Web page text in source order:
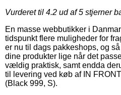
Vurderet til 4.2 ud af 5 stjerner
En masse webbutikker i
tidspunkt flere muligheder for
er nu til dags pakkeshops, og
dine produkter lige når det
vældig praktisk, samt endda
til levering ved køb af IN
(Black 999, S).